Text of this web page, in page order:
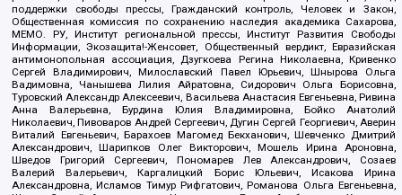
поддержки свободы прессы, Гражданский контроль, Человек и Закон,
Общественная комиссия по сохранению наследия академика Сахарова,
МЕМО. РУ, Институт региональной прессы, Институт Развития Свободы
Информации, Экозащита!-Женсовет, Общественный вердикт, Евразийская
антимонопольная ассоциация, Дзугкоева Регина Николаевна, Кривенко
Сергей Владимирович, Милославский Павел Юрьевич, Шнырова Ольга
Вадимовна, Чанышева Лилия Айратовна, Сидорович Ольга Борисовна,
Туровский Александр Алексеевич, Васильева Анастасия Евгеньевна, Ривина
Анна Валерьевна, Бурдина Юлия Владимировна, Бойко Анатолий
Николаевич, Пивоваров Андрей Сергеевич, Дугин Сергей Георгиевич, Аверин
Виталий Евгеньевич, Барахоев Магомед Бекханович, Шевченко Дмитрий
Александрович, Шарипков Олег Викторович, Мошель Ирина Ароновна,
Шведов Григорий Сергеевич, Пономарев Лев Александрович, Созаев
Валерий Валерьевич, Каргалицкий Борис Юльевич, Исакова Ирина
Александровна, Исламов Тимур Рифгатович, Романова Ольга Евгеньевна,